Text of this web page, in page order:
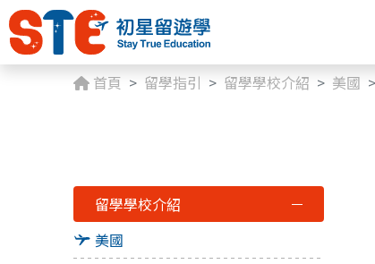
首頁
留學指引 留學學校介紹 美國
留學學校介紹
美國